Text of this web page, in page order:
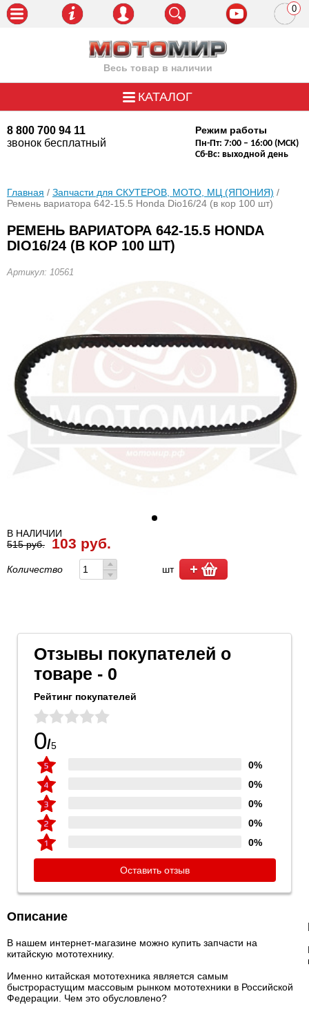
Весь товар в наличии
8 800 700 94 11
звонок бесплатный
Режим работы
Пн-Пт: 7:00 – 16:00 (МСК)
Сб-Вс: выходной день
0
КАТАЛОГ
Главная / Запчасти для СКУТЕРОВ, МОТО, МЦ (ЯПОНИЯ) /
Ремень вариатора 642-15.5 Honda Dio16/24 (в кор 100 шт)
РЕМЕНЬ ВАРИАТОРА 642-15.5 HONDA
DIO16/24 (В КОР 100 ШТ)
Артикул: 10561
В НАЛИЧИИ
515 руб.
103 руб.
Количество шт
Отзывы покупателей о
товаре - 0
Рейтинг покупателей
0/5
0%
0%
0%
0%
0%
Оставить отзыв
Описание
В нашем интернет-магазине можно купить запчасти на
китайскую мототехнику.
Именно китайская мототехника является самым
быстрорастущим массовым рынком мототехники в Российской
Федерации. Чем это обусловлено?